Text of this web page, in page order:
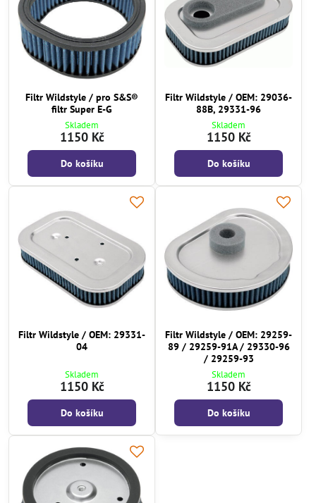
Filtr Wildstyle / pro S&S®
filtr Super E-G
Skladem
1150 Kč
Do košíku
Filtr Wildstyle / OEM: 29036-
88B, 29331-96
Skladem
1150 Kč
Do košíku
Filtr Wildstyle / OEM: 29331-
04
Skladem
1150 Kč
Do košíku
Filtr Wildstyle / OEM: 29259-
89 / 29259-91A / 29330-96
/ 29259-93
Skladem
1150 Kč
Do košíku